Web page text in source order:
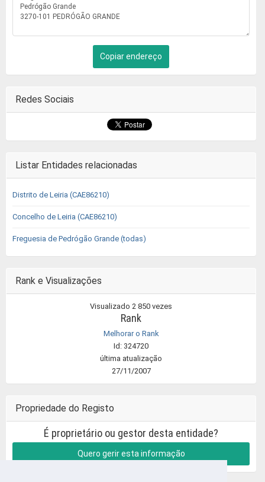
Copiar endereço
Redes Sociais
Listar Entidades relacionadas
Distrito de Leiria (CAE86210)
Concelho de Leiria (CAE86210)
Freguesia de Pedrógão Grande (todas)
Rank e Visualizações
Visualizado 2 850 vezes
Rank
Melhorar o Rank
Id: 324720
última atualização
27/11/2007
Propriedade do Registo
É proprietário ou gestor desta entidade?
Quero gerir esta informação